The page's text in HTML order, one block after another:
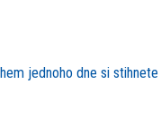
jednoho dne si